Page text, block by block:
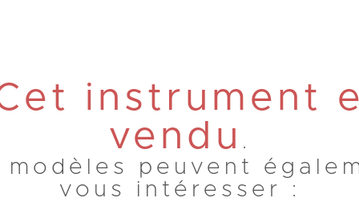
instrument
vendu .
modèles peuvent
vous intéresser :